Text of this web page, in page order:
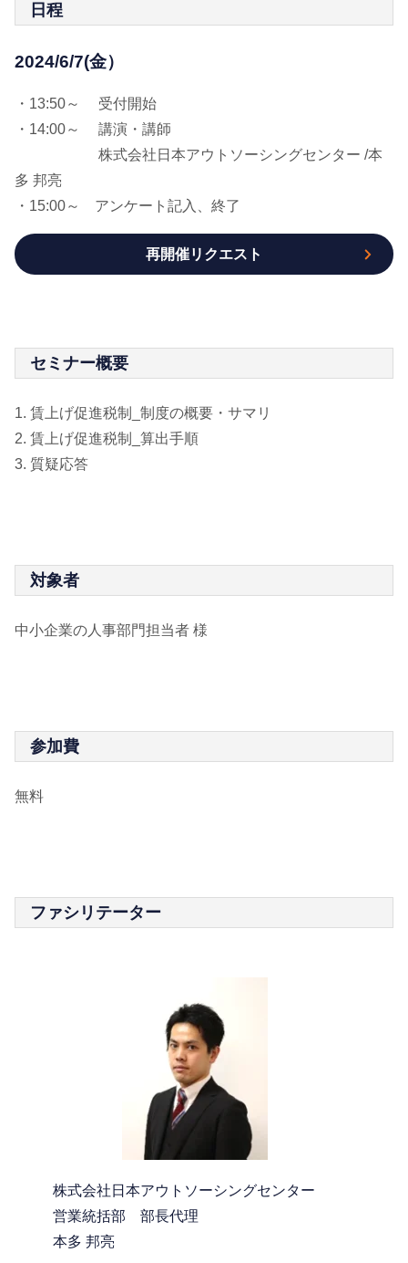
日程
2024/6/7(金）
・13:50～ 受付開始
・14:00～ 講演・講師
株式会社日本アウトソーシングセンター /本
多 邦亮
・15:00～ アンケート記入、終了
再開催リクエスト
セミナー概要
1. 賃上げ促進税制_制度の概要・サマリ
2. 賃上げ促進税制_算出手順
3. 質疑応答
対象者
中小企業の人事部門担当者 様
参加費
無料
ファシリテーター
株式会社日本アウトソーシングセンター
営業統括部 部長代理
本多 邦亮